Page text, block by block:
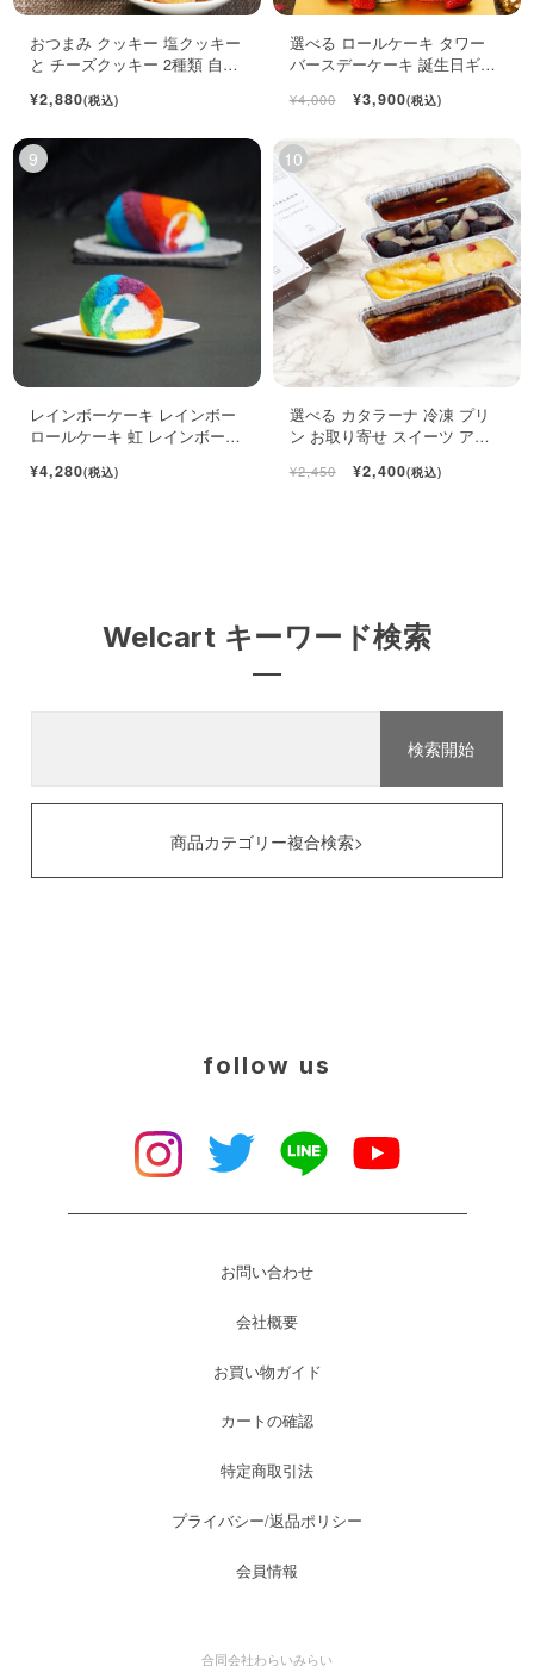
おつまみ クッキー 塩クッキー
と チーズクッキー 2種類 自宅
¥2,880(税込)
選べる ロールケーキ タワー
バースデーケーキ 誕生日ギフ
¥4,000 ¥3,900(税込)
レインボーケーキ レインボー
ロールケーキ 虹 レインボース
¥4,280(税込)
選べる カタラーナ 冷凍 プリ
ン お取り寄せ スイーツ アイ
¥2,450 ¥2,400(税込)
Welcart キーワード検索
商品カテゴリー複合検索>
follow us
お問い合わせ
会社概要
お買い物ガイド
カートの確認
特定商取引法
プライバシー/返品ポリシー
会員情報
合同会社わらいみらい